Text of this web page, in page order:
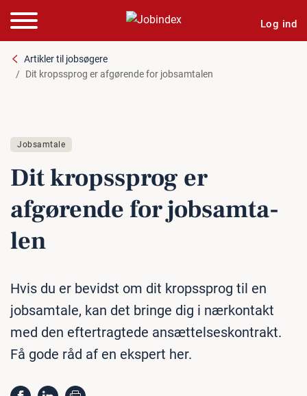
Log ind
Artikler til jobsøgere
Dit kropssprog er afgørende for jobsamtalen
Jobsamtale
Dit kro­p­s­sprog er
afgørende for job­sam­ta­
len
Hvis du er bevidst om dit kropssprog til en
jobsamtale, kan det bringe dig i nærkontakt
med den eftertragtede ansættelseskontrakt.
Få gode råd af en ekspert her.